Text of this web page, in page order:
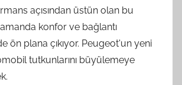
açısından üstün olan bu
konfor ve bağlantı
ön plana çıkıyor. Peugeot'un yeni
tutkunlarını büyülemeye